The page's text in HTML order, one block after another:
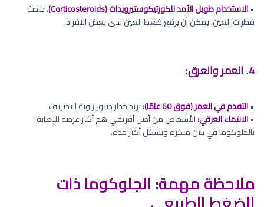
•الاستخدام طويل الأمد للكورتيكوستيرويدات (Corticosteroids)
، خاصة
قطرات العين، يمكن أن يرفع ضغط العين لدى بعض الأفراد.
4. العمر والعرق:
•التقدم في العمر (فوق 60 عامًا):
يزيد خطر ضيق زاوية التصريف.
•الانتماء العرقي:الأشخاص من أصل أفريقي هم أكثر عرضة للإصابة
بالجلوكوما في سن مبكرة وبشكل أكثر حدة.
ملاحظة مهمة: الجلوكوما ذات